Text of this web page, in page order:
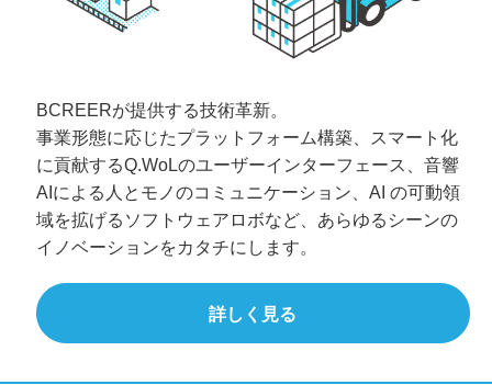
BCREERが提供する技術革新。
事業形態に応じたプラットフォーム構築、スマート化
に貢献するQ.WoLのユーザーインターフェース、音響
AIによる人とモノのコミュニケーション、AI の可動領
域を拡げるソフトウェアロボなど、あらゆるシーンの
イノベーションをカタチにします。
詳しく見る